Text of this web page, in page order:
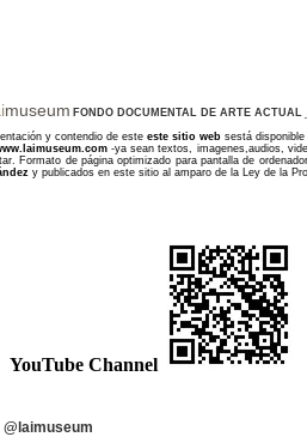
museum FONDO DOCUMENTAL DE ARTE ACTUAL
y contendio de este este sitio websestá disponible
-ya sean textos, imagenes,audios,
Formato de página optimizado para pantalla de
y publicados en este sitio al amparo de la Ley de la
YouTube Channel
@laimuseum